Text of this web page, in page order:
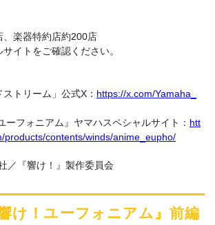
楽器特約店約200店
イトをご確認ください。
ストリーム」公式X： https://x.com/Yamaha_
ーフォニアム』ヤマハスペシャルサイト： htt
products/contents/winds/anime_eupho/
／『響け！』製作委員会
け！ユーフォニアム』前編